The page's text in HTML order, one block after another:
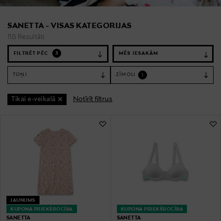
SANETTA - VISAS KATEGORIJAS
118 Rezultāti
FILTRĒT PĒC 3
TOŅI ZĪMOLI 1
Tikai e-veikalā Notīrīt filtrus
KUPONA PRIEKŠROCĪBA
JAUNUMS
SANETTA
KUPONA PRIEKŠROCĪBA
SANETTA